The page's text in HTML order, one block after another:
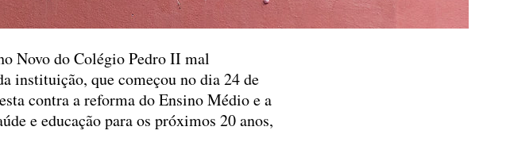
Novo do Colégio Pedro II mal
instituição, que começou no dia 24 de
contra a reforma do Ensino Médio e a
e educação para os próximos 20 anos,